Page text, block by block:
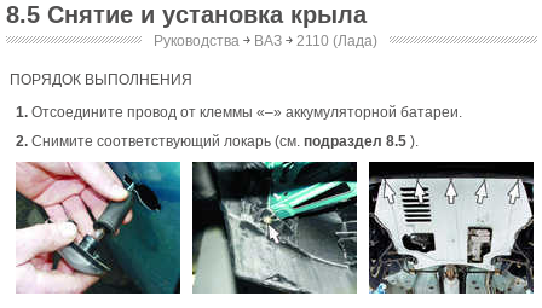
8.5 Снятие и установка крыла
Руководства ￫ ВАЗ ￫ 2110 (Лада)
ПОРЯДОК ВЫПОЛНЕНИЯ
1. Отсоедините провод от клеммы «–» аккумуляторной батареи.
2. Снимите соответствующий локарь (см. подраздел 8.5 ).